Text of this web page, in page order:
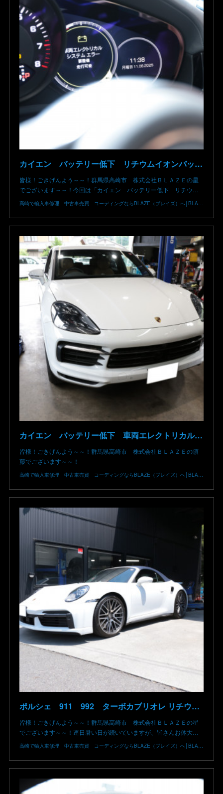
カイエン バッテリー低下 リチウムイオンバッテリー復旧 バッテリー上がり 充電できない 9YA ポルシェ修理 群馬県 高崎市
皆様！ごきげんよう～～！群馬県高崎市 株式会社ＢＬＡＺＥの星
でございます～～！今回は「カイエン バッテリー低下 リチウ…
高崎で輸入車修理 中古車売買 コーディングならBLAZE（ブレイズ）へ│BLAZE Total Car Support & Modify in Takasaki Gunma
カイエン バッテリー低下 車両エレクトリカルシステムエラー 充電してもエンジンがかからない 充電できない リチウムバッテリー 復旧 バッテリー 不具合 交換不要 ポルシェ整備 群馬 高崎
皆様！ごきげんよう～～！群馬県高崎市 株式会社ＢＬＡＺＥの須
藤でございます～～！
ポルシェ 911 992 ターボカブリオレ リチウムイオン バッテリー 低下 復旧 修理 充電できない ポルシェ修理 群馬 高崎
皆様！ごきげんよう～～！群馬県高崎市 株式会社ＢＬＡＺＥの星
でございます～～！連日暑い日が続いていますが、皆さんお体大…
高崎で輸入車修理 中古車売買 コーディングならBLAZE（ブレイズ）へ│BLAZE Total Car Support & Modify in Takasaki Gunma